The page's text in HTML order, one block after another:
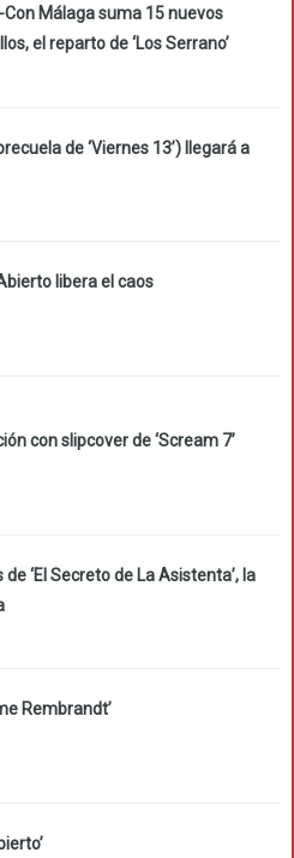
Málaga suma 15 nuevos
el reparto de ‘Los Serrano’
de ‘Viernes 13’) llegará a
libera el caos
con slipcover de ‘Scream 7’
‘El Secreto de La Asistenta’, la
Rembrandt’